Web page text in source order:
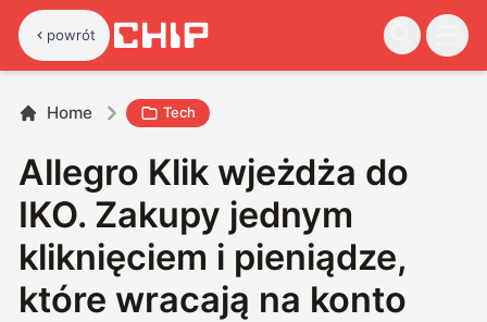
powrót
Home Tech
Allegro Klik wjeżdża do
IKO. Zakupy jednym
kliknięciem i pieniądze,
które wracają na konto